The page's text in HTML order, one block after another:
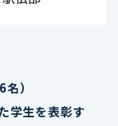
）
学生を表彰す